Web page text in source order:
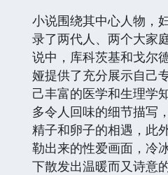
小说围绕其中心人物，
录了两代人、两个大家
说中，库科茨基和戈尔
娅提供了充分展示自己
己丰富的医学和生理学
多令人回味的细节描写
精子和卵子的相遇，此
勒出来的性爱画面，冷
下散发出温暖而又诗意的